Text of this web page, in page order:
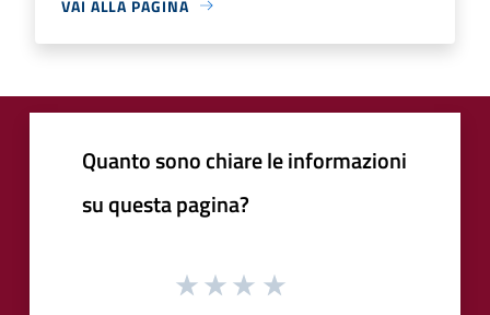
VAI ALLA PAGINA
Quanto sono chiare le informazioni
su questa pagina?